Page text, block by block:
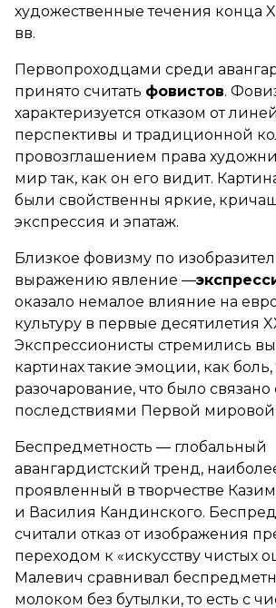
художественные течения конца
вв.
Первопроходцами среди
принято считать фовистов.
характеризуется отказом от
перспективы и традиционной
провозглашением права
мир так, как он его видит.
были свойственны яркие,
экспрессия и эпатаж.
Близкое фовизму по
выражению явление —
оказало немалое влияние на
культуру в первые десятилетия
Экспрессионисты стремились
картинах такие эмоции, как боль,
разочарование, что было связано
последствиями Первой
Беспредметность — глобальный
авангардистский тренд,
проявленный в творчестве
и Василия Кандинского.
считали отказ от изображения
переходом к «искусству чистых
Малевич сравнивал
молоком без бутылки, то есть с